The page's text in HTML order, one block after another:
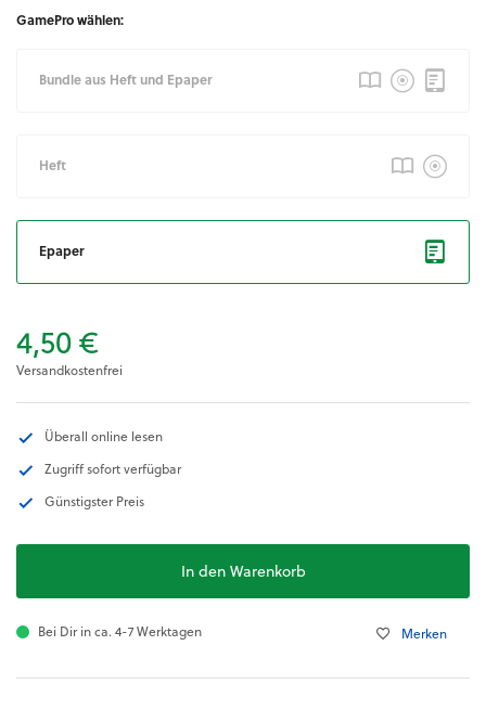
GamePro wählen:
Bundle aus Heft und Epaper
Heft
Epaper
4,50 €
Versandkostenfrei
Überall online lesen
Zugriff sofort verfügbar
Günstigster Preis
In den Warenkorb
Bei Dir in ca. 4-7 Werktagen Merken